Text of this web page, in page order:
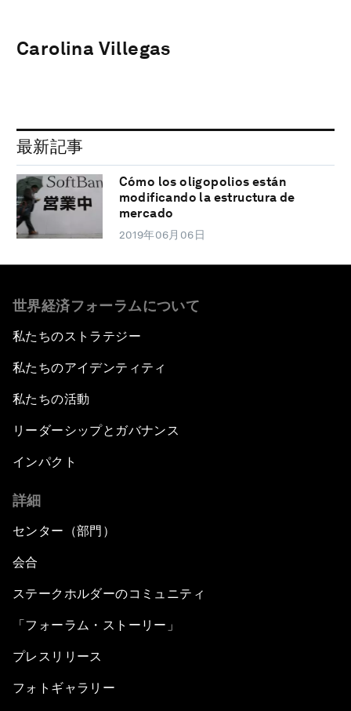
Carolina Villegas
最新記事
Cómo los oligopolios están
modificando la estructura de
mercado
2019年06月06日
世界経済フォーラムについて
私たちのストラテジー
私たちのアイデンティティ
私たちの活動
リーダーシップとガバナンス
インパクト
詳細
センター（部門）
会合
ステークホルダーのコミュニティ
「フォーラム・ストーリー」
プレスリリース
フォトギャラリー